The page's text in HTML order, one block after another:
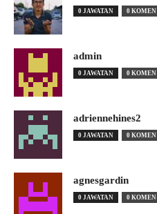
0 JAWATAN 0 KOMEN
admin
0 JAWATAN 0 KOMEN
adriennehines2
0 JAWATAN 0 KOMEN
agnesgardin
0 JAWATAN 0 KOMEN